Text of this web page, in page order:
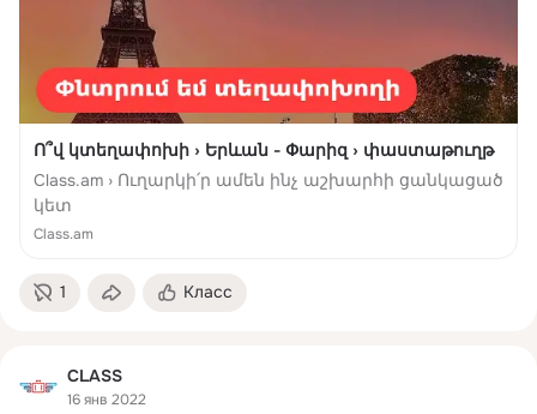
Ո՞վ կտեղափոխի › Երևան - Փարիզ › փաստաթուղթ
Class.am › Ուղարկի՛ր ամեն ինչ աշխարհի ցանկացած
կետ
Class.am
1 Класс
CLASS
16 янв 2022